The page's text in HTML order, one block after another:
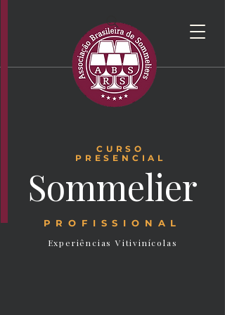
CURSO
PRESENCIAL
Sommelier
PROFISSIONAL
Experiências Vitivinícolas